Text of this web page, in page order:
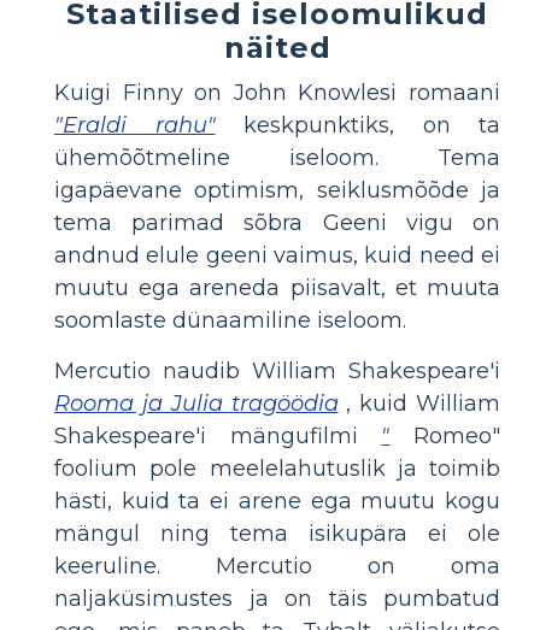
Staatilised iseloomulikud
näited
Kuigi Finny on John Knowlesi romaani
"Eraldi rahu"keskpunktiks, on ta
ühemõõtmeline iseloom. Tema
igapäevane optimism, seiklusmõõde ja
tema parimad sõbra Geeni vigu on
andnud elule geeni vaimus, kuid need ei
muutu ega areneda piisavalt, et muuta
soomlaste dünaamiline iseloom.
Mercutio naudib William Shakespeare'i
Rooma ja Julia tragöödia, kuid William
Shakespeare'i mängufilmi " Romeo"
foolium pole meelelahutuslik ja toimib
hästi, kuid ta ei arene ega muutu kogu
mängul ning tema isikupära ei ole
keeruline. Mercutio on oma
naljaküsimustes ja on täis pumbatud